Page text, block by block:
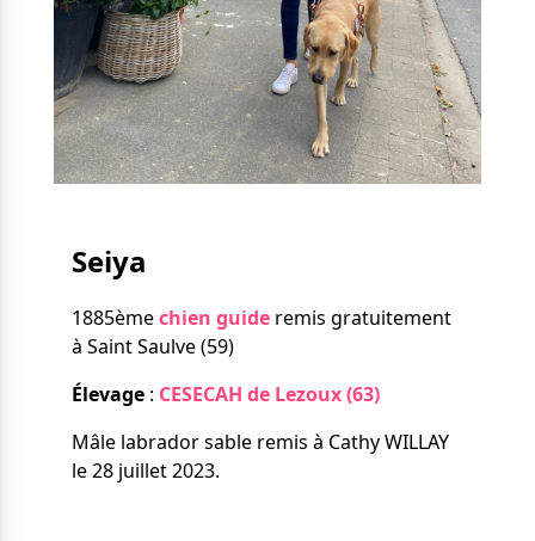
Nos solutions
Le chien guide d’aveugle
La canne blanche
électronique
Le Bemob
Formation
Tout savoir
Irremplaçables, la
série
Seiya
1885èmechien guideremis gratuitement
à Saint Saulve (59)
Élevage: CESECAH de Lezoux (63)
Mâle labrador sable remis à Cathy WILLAY
le 28 juillet 2023.